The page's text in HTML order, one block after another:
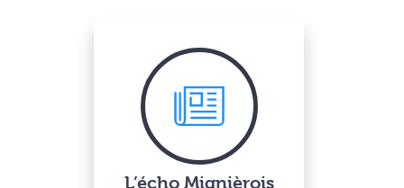
L’écho Mignièrois